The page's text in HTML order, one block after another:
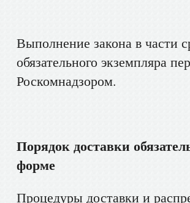
Выполнение закона в части
обязательного экземпляра
Роскомнадзором.
Порядок доставки
форме
Процедуры доставки и